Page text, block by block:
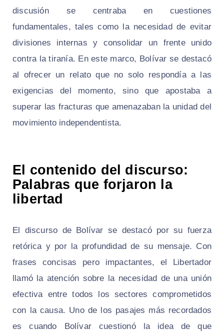
discusión se centraba en cuestiones
fundamentales, tales como la necesidad de evitar
divisiones internas y consolidar un frente unido
contra la tiranía. En este marco, Bolívar se destacó
al ofrecer un relato que no solo respondía a las
exigencias del momento, sino que apostaba a
superar las fracturas que amenazaban la unidad del
movimiento independentista.
El contenido del discurso:
Palabras que forjaron la
libertad
El discurso de Bolívar se destacó por su fuerza
retórica y por la profundidad de su mensaje. Con
frases concisas pero impactantes, el Libertador
llamó la atención sobre la necesidad de una unión
efectiva entre todos los sectores comprometidos
con la causa. Uno de los pasajes más recordados
es cuando Bolívar cuestionó la idea de que